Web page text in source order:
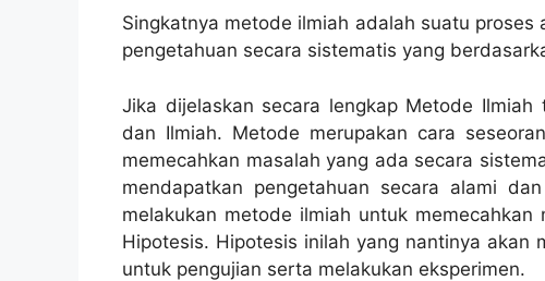
Singkatnya metode ilmiah adalah suatu
pengetahuan secara sistematis yang
Jika dijelaskan secara lengkap Metode
dan Ilmiah. Metode merupakan cara
memecahkan masalah yang ada secara
mendapatkan pengetahuan secara alami
melakukan metode ilmiah untuk
Hipotesis. Hipotesis inilah yang nantinya akan
untuk pengujian serta melakukan eksperimen.